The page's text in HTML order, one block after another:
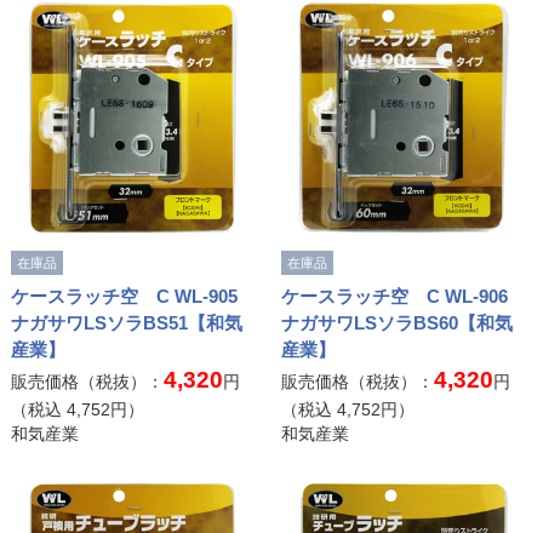
在庫品
ケースラッチ空 C WL-905
ナガサワLSソラBS51【和気
産業】
販売価格（税抜）： 4,320円
（税込 4,752円）
和気産業
在庫品
ケースラッチ空 C WL-906
ナガサワLSソラBS60【和気
産業】
販売価格（税抜）：4,320円
（税込4,752円）
和気産業